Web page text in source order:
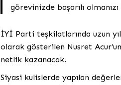
görevinizde başarılı
İYİ Parti teşkilatlarında uzun
olarak gösterilen Nusret
netlik kazanacak.
Siyasi kulislerde yapılan